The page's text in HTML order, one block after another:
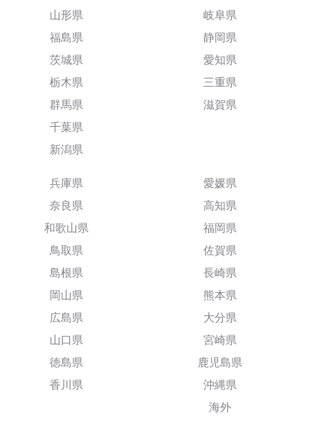
山形県
福島県
茨城県
栃木県
群馬県
千葉県
新潟県
岐阜県
静岡県
愛知県
三重県
滋賀県
兵庫県
奈良県
和歌山県
鳥取県
島根県
岡山県
広島県
山口県
徳島県
香川県
愛媛県
高知県
福岡県
佐賀県
長崎県
熊本県
大分県
宮崎県
鹿児島県
沖縄県
海外